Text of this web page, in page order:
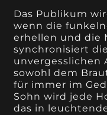
Das Publikum
wenn die
erhellen und die
synchronisiert
unvergesslichen
sowohl dem
für immer im
Sohn wird jede
das in